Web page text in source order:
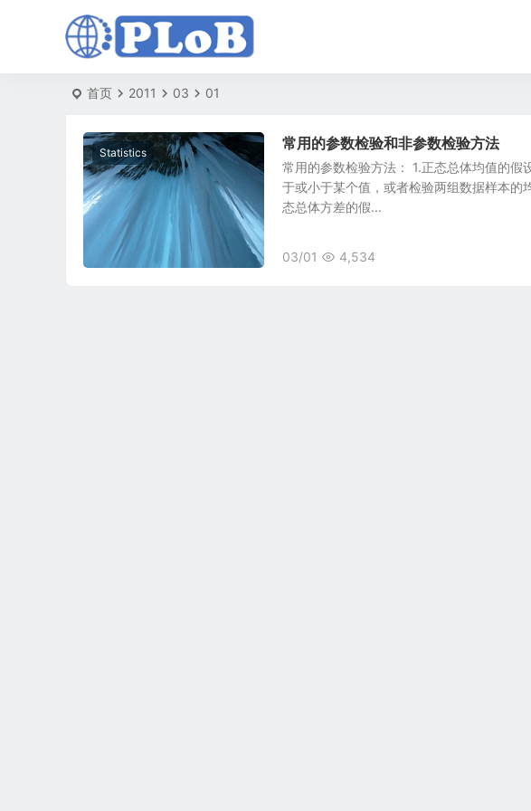
首页 2011 03 01
Statistics
常用的参数检验和非参数检验方法
常用的参数检验方法： 1.正态总体均值的
于或小于某个值，或者检验两组数据样本
态总体方差的假...
03/01 4,534